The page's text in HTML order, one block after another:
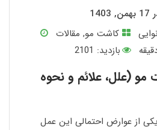
کاشت مو, مقالات
بازدید: 2101
مو (علل، علائم و نحوه
از عوارض احتمالی این عمل